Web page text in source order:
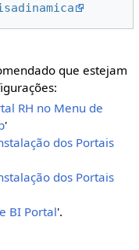
que estejam
RH no Menu de
'
dos Portais
dos Portais
BI Portal'.